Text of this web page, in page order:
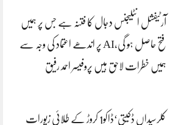
آرٹیفشل انٹلیجنس دجال کا فتنہ ہے جس پر ہمیں
فتح حاصل ہو گی،AI پر اندھے اعتماد کی وجہ سے
ہمیں خطرات لاحق ہیں پروفیسر احمد رفیق
کلرسیداں ڈکیتی‘ڈاکو1 کروڑ کے طلائی زیورات